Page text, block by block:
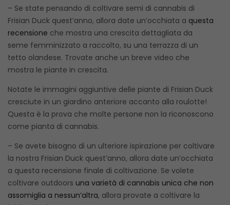
– Se state pensando di coltivare semi di cannabis di
Frisian Duck quest’anno, allora date un’occhiata a questa
recensione che mostra una crescita dettagliata da
seme femminizzato a raccolto, su una terrazza di un
tetto olandese. Trovate anche un breve video che
mostra le piante in crescita.
Notate le immagini aggiuntive delle piante di Frisian Duck
cresciute in un giardino anteriore accanto alla roulotte!
Questa è la prova che molte persone non la riconoscono
come pianta di cannabis.
– Se avete bisogno di un ulteriore ispirazione per coltivare
la nostra Frisian Duck quest’anno, allora date un’occhiata
a questa recensione finale di coltivazione. Se volete
coltivare outdoors una varietà di cannabis unica che non
assomiglia a nessun’altra, allora provate a coltivare la